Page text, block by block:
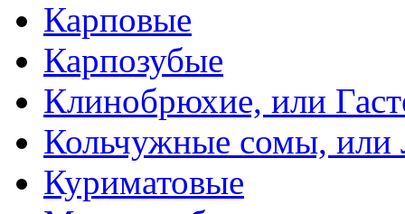
Карповые
Карпозубые
Клинобрюхие, или
Кольчужные сомы, или
Куриматовые